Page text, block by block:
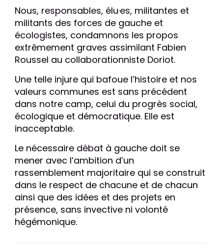
Nous, responsables, élu·es, militantes et
militants des forces de gauche et
écologistes, condamnons les propos
extrêmement graves assimilant Fabien
Roussel au collaborationniste Doriot.
Une telle injure qui bafoue l’histoire et nos
valeurs communes est sans précédent
dans notre camp, celui du progrès social,
écologique et démocratique. Elle est
inacceptable.
Le nécessaire débat à gauche doit se
mener avec l’ambition d’un
rassemblement majoritaire qui se construit
dans le respect de chacune et de chacun
ainsi que des idées et des projets en
présence, sans invective ni volonté
hégémonique.